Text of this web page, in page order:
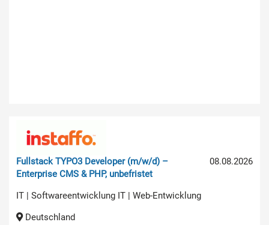
08.08.2026
Fullstack TYPO3 Developer (m/w/d) –
Enterprise CMS & PHP, unbefristet
IT | Softwareentwicklung IT | Web-Entwicklung
Deutschland